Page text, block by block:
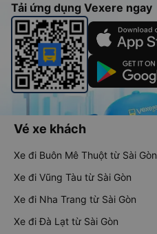
Tải ứng dụng Vexere ngay
Vé xe khách
Xe đi Buôn Mê Thuột từ Sài Gòn
Xe đi Vũng Tàu từ Sài Gòn
Xe đi Nha Trang từ Sài Gòn
Xe đi Đà Lạt từ Sài Gòn